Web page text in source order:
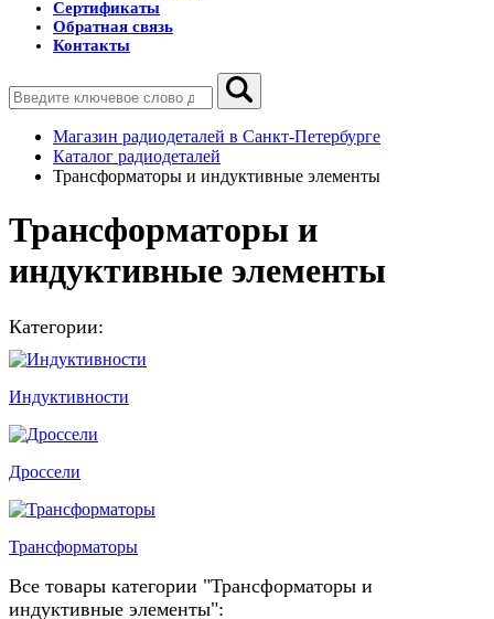
Сертификаты
Обратная связь
Контакты
Магазин радиодеталей в Санкт-Петербурге
Каталог радиодеталей
Трансформаторы и индуктивные элементы
Трансформаторы и
индуктивные элементы
Категории:
Индуктивности
Дроссели
Трансформаторы
Все товары категории "Трансформаторы и
индуктивные элементы":